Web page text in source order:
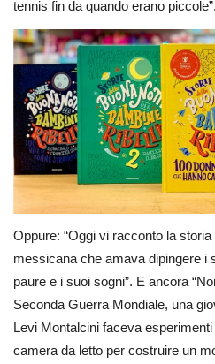
tennis fin da quando erano piccole”.
Oppure: “Oggi vi racconto la
messicana che amava dipingere i
paure e i suoi sogni”. E ancora
Seconda Guerra Mondiale, una
Levi Montalcini faceva
camera da letto per costruire un